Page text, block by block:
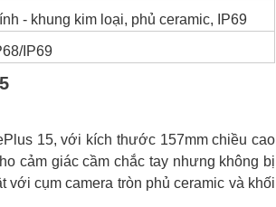
- khung kim loại, phủ ceramic, IP69
IP69
15, với kích thước 157mm chiều cao
cảm giác cầm chắc tay nhưng không bị
cụm camera tròn phủ ceramic và khối